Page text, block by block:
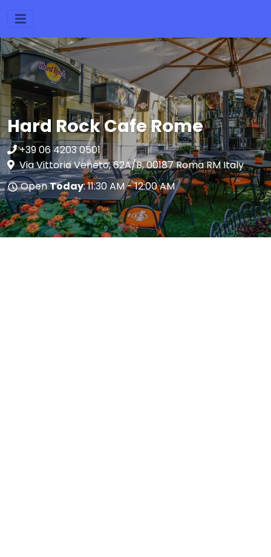
Hard Rock Cafe Rome
+39 06 4203 0501
Via Vittorio Veneto, 62A/B, 00187 Roma RM Italy
OpenToday: 11:30 AM - 12:00 AM